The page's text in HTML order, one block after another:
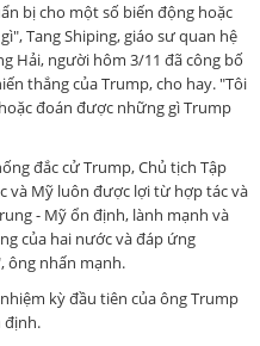
bị cho một số biến động hoặc
Tang Shiping, giáo sư quan hệ
Hải, người hôm 3/11 đã công bố
thắng của Trump, cho hay. "Tôi
đoán được những gì Trump
đắc cử Trump, Chủ tịch Tập
và Mỹ luôn được lợi từ hợp tác và
- Mỹ ổn định, lành mạnh và
của hai nước và đáp ứng
ông nhấn mạnh.
kỳ đầu tiên của ông Trump
định.